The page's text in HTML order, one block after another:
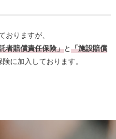
おりますが、
者賠償責任保険」と「施設賠償
に加入しております。